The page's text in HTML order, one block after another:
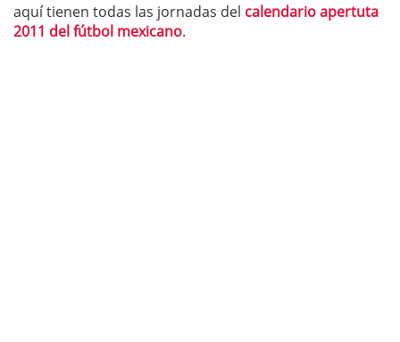
aquí tienen todas las jornadas del calendario apertuta
2011 del fútbol mexicano.